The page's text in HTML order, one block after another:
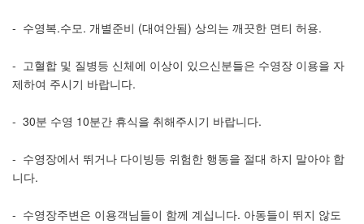
- 수영복.수모. 개별준비 (대여안됨) 상의는 깨끗한 면티 허용.
- 고혈합 및 질병등 신체에 이상이 있으신분들은 수영장 이용을 자
제하여 주시기 바랍니다.
- 30분 수영 10분간 휴식을 취해주시기 바랍니다.
- 수영장에서 뛰거나 다이빙등 위험한 행동을 절대 하지 말아야 합
니다.
- 수영장주변은 이용객님들이 함께 계십니다. 아동들이 뛰지 않도